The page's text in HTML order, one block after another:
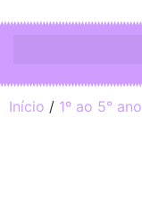
Início / 1º ao 5° ano